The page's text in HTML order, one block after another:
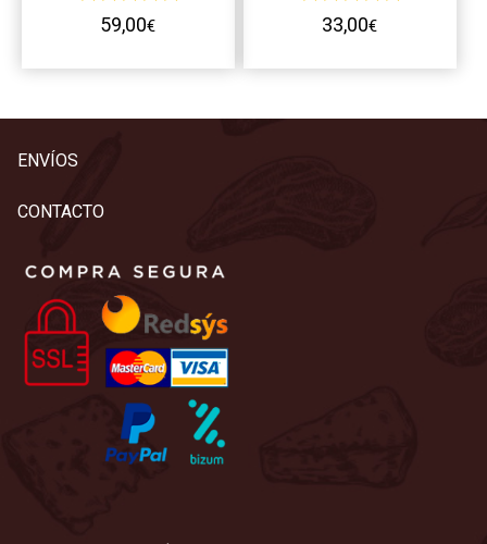
59,00€ 33,00€
ENVÍOS
CONTACTO